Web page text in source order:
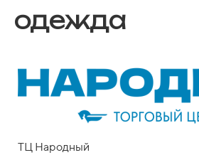
одежда
ТЦ Народный